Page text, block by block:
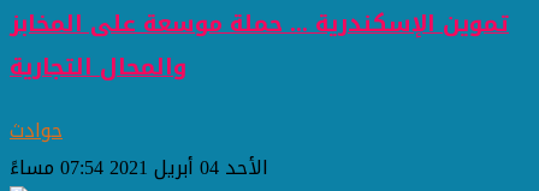
تموين الإسكندرية ... حملة موسعة على المخابز
والمحال التجارية
حوادث
الأحد 04 أبريل 2021 07:54 مساءً